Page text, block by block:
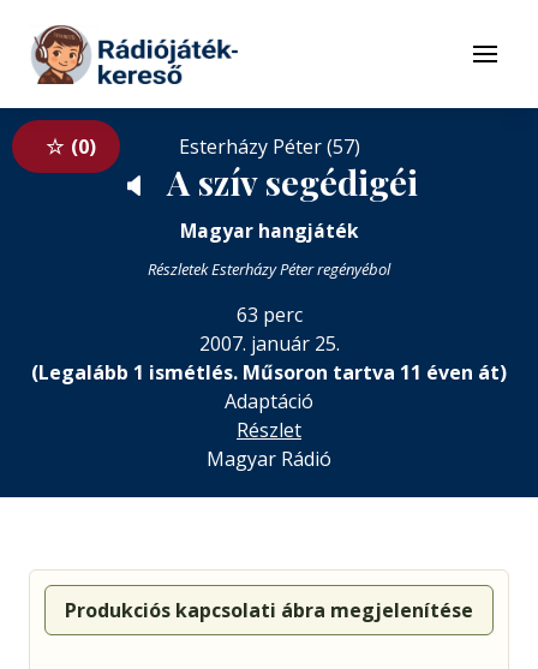
Tovább a tartalomhoz
Menü
0 Esterházy Péter (57)
🔈 A szív segédigéi
Magyar hangjáték
Részletek Esterházy Péter regényébol
63 perc
2007. január 25.
(Legalább 1 ismétlés. Műsoron tartva 11 éven át)
Adaptáció
Részlet
Magyar Rádió
Produkciós kapcsolati ábra megjelenítése